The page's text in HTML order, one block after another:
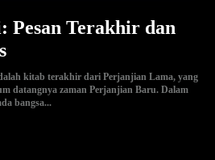
Pesan Terakhir dan
kitab terakhir dari Perjanjian Lama, yang
datangnya zaman Perjanjian Baru. Dalam
bangsa...